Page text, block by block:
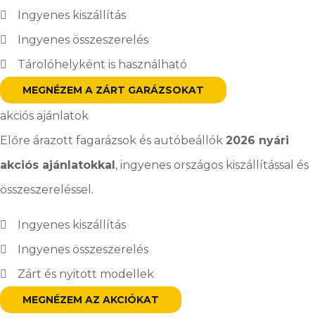
Ingyenes kiszállítás
Ingyenes összeszerelés
Tárolóhelyként is használható
MEGNÉZEM A ZÁRT GARÁZSOKAT
akciós ajánlatok
Előre árazott fagarázsok és autóbeállók 2026 nyári
akciós ajánlatokkal, ingyenes országos kiszállítással és
összeszereléssel.
Ingyenes kiszállítás
Ingyenes összeszerelés
Zárt és nyitott modellek
MEGNÉZEM AZ AKCIÓKAT